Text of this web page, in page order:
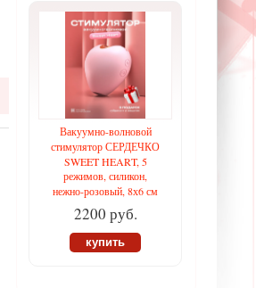
Вакуумно-волновой
стимулятор СЕРДЕЧКО
SWEET HEART, 5
режимов, силикон,
нежно-розовый, 8х6 см
2200 руб.
купить